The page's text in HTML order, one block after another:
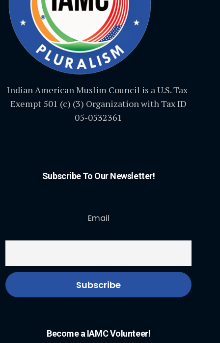
Indian American Muslim Council is a U.S. Tax-
Exempt 501 (c) (3) Organization with Tax ID
05-0532361
Subscribe To Our Newsletter!
Email
Become a IAMC Volunteer!